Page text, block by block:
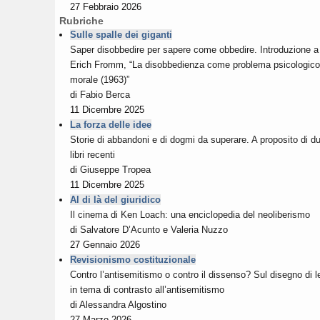
27 Febbraio 2026
Rubriche
Sulle spalle dei giganti
Saper disobbedire per sapere come obbedire. Introduzione a
Erich Fromm, “La disobbedienza come problema
morale (1963)”
di Fabio Berca
11 Dicembre 2025
La forza delle idee
Storie di abbandoni e di dogmi da superare. A proposito di
libri recenti
di Giuseppe Tropea
11 Dicembre 2025
Al di là del giuridico
Il cinema di Ken Loach: una enciclopedia del neoliberismo
di Salvatore D’Acunto e Valeria Nuzzo
27 Gennaio 2026
Revisionismo costituzionale
Contro l’antisemitismo o contro il dissenso? Sul disegno di
in tema di contrasto all’antisemitismo
di Alessandra Algostino